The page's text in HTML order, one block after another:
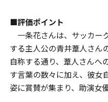
■評価ポイント
一条花さんは、サッカー
する主人公の青井葦人さん
自称する通り、葦人さんへ
す言葉の数々に加え、彼女
姿に賞賛が集まり、助演女